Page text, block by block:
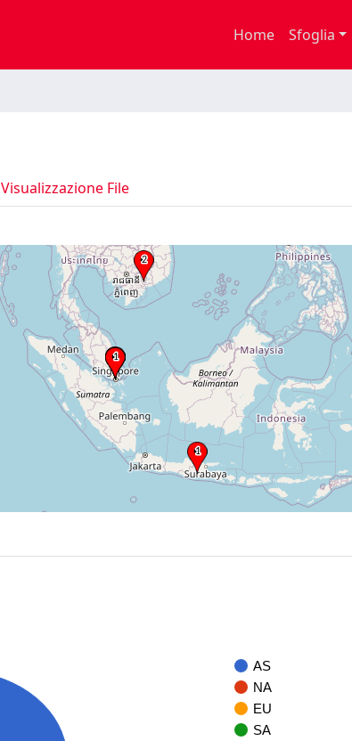
Home Sfoglia
Visualizzazione File
AS
NA
EU
SA